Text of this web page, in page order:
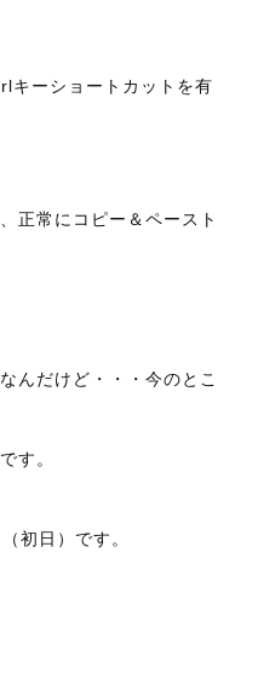
キーショートカットを有
正常にコピー＆ペースト
んだけど・・・今のとこ
す。
初日）です。